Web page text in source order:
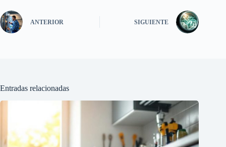
ANTERIOR SIGUIENTE
Entradas relacionadas